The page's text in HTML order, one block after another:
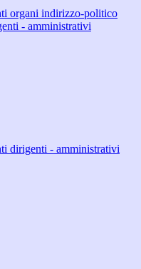
organi indirizzo-politico
- amministrativi
dirigenti - amministrativi